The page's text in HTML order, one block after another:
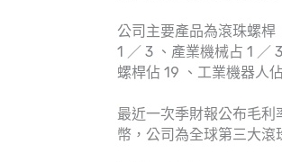
公司主要產品為滾珠螺桿
1 ／ 3 、產業機械占 1
螺桿佔 19 、工業機器人
最近一次季財報公布毛
幣，公司為全球第三大滾